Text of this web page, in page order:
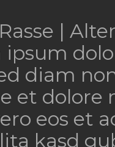
Rasse |
ipsum
diam
et dolore
eos et
kasd